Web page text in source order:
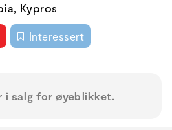
Kypros
Interessert
i salg for øyeblikket.